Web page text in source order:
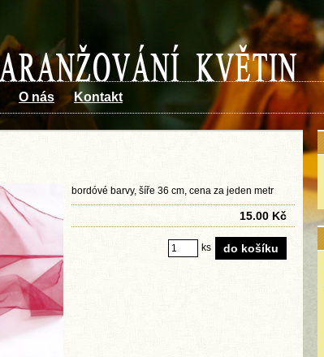
O nás Kontakt
bordóvé barvy, šíře 36 cm, cena za jeden metr
15.00 Kč
ks